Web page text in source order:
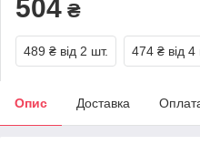
504 ₴
489 ₴ від 2 шт. 474 ₴ від 4
Опис Доставка